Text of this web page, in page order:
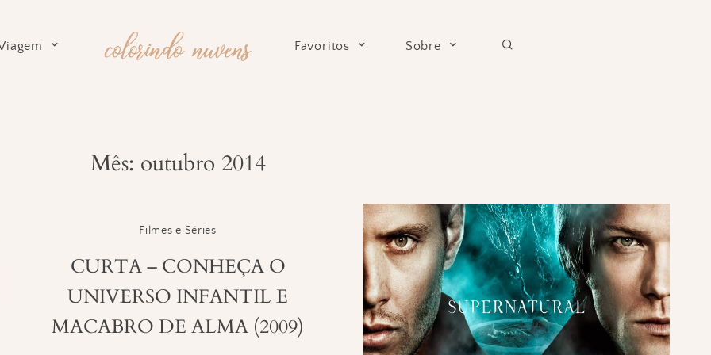
Favoritos Sobre
Mês: outubro 2014
Filmes e Séries
CURTA – CONHEÇA O
UNIVERSO INFANTIL E
MACABRO DE ALMA (2009)